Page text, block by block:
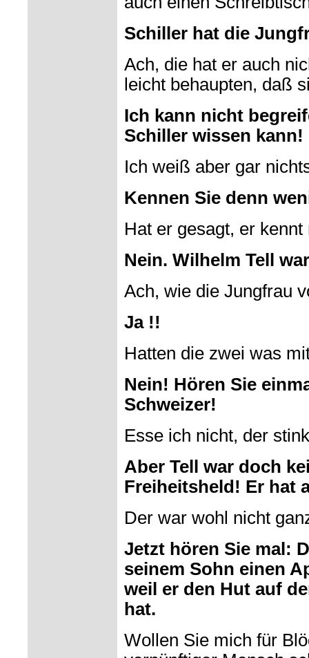
Schiller hat die
Ach, die hat er auch
leicht behaupten, daß
Ich kann nicht
Schiller wissen kann!
Ich weiß aber gar
Kennen Sie denn
Hat er gesagt, er kennt
Nein. Wilhelm Tell
Ach, wie die Jungfrau
Ja !!
Hatten die zwei was
Nein! Hören Sie
Schweizer!
Esse ich nicht, der
Aber Tell war doch
Freiheitsheld! Er hat
Der war wohl nicht
Jetzt hören Sie mal:
seinem Sohn einen
weil er den Hut auf
hat.
Wollen Sie mich für